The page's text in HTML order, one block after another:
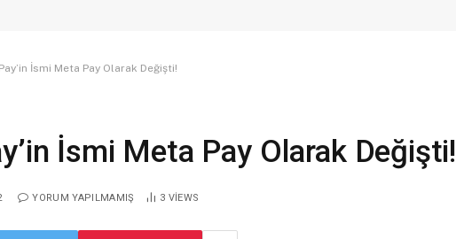
İsmi Meta Pay Olarak Değişti!
İsmi Meta Pay Olarak Değişti!
YORUM YAPILMAMIŞ 3 VIEWS